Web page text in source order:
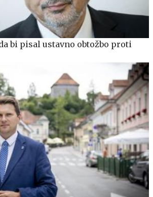
bi pisal ustavno obtožbo proti